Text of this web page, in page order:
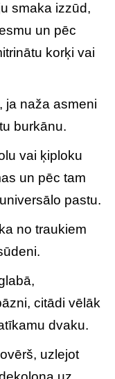
smaka izzūd,
un pēc
korķi vai
ja naža asmeni
burkānu.
vai ķiploku
un pēc tam
pastu.
no traukiem
citādi vēlāk
dvaku.
uzlejot